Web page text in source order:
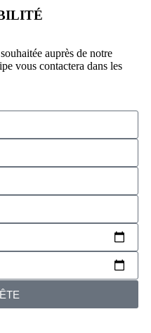
auprès de notre
vous contactera dans les